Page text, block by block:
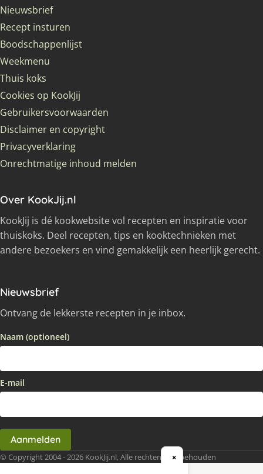
Nieuwsbrief
Recept insturen
Boodschappenlijst
Weekmenu
Thuis koks
Cookies op KookJij
Gebruikersvoorwaarden
Disclaimer en copyright
Privacyverklaring
Onrechtmatige inhoud melden
Over KookJij.nl
KookJij is dé kookwebsite vol recepten en inspiratie voor
thuiskoks. Deel recepten, tips en kooktechnieken met
andere bezoekers en vind gemakkelijk een heerlijk gerecht.
Nieuwsbrief
Ontvang de lekkerste recepten in je inbox.
Naam (optioneel)
E-mail
Aanmelden
© Copyright 2004 - 2026 KookJij.nl, Alle rechten voorbehouden
×